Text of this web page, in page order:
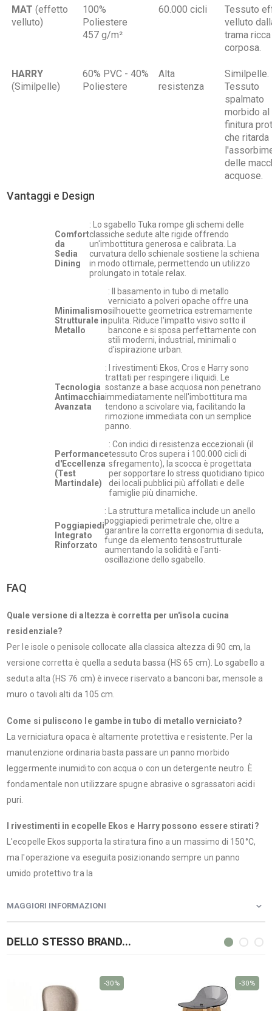
MAT (effetto
velluto)
100%
Poliestere
457 g/m²
60.000 cicli
Tessuto
velluto
trama
corposa.
HARRY
(Similpelle)
60% PVC - 40%
Poliestere
Alta
resistenza
Similpelle.
Tessuto
spalmato
morbido al
finitura
che ritarda
delle
acquose.
Vantaggi e Design
Comfort
da
Sedia
Dining
: Lo sgabello Tuka rompe gli schemi delle
classiche sedute alte rigide offrendo
un'imbottitura generosa e calibrata. La
curvatura dello schienale sostiene la schiena
in modo ottimale, permettendo un utilizzo
prolungato in totale relax.
Minimalismo
Strutturale in
Metallo
: Il basamento in tubo di metallo
verniciato a polveri opache offre una
silhouette geometrica estremamente
pulita. Riduce l'impatto visivo sotto il
bancone e si sposa perfettamente con
stili moderni, industrial, minimali o
d'ispirazione urban.
Tecnologia
Antimacchia
Avanzata
: I rivestimenti Ekos, Cros e Harry sono
trattati per respingere i liquidi. Le
sostanze a base acquosa non penetrano
immediatamente nell'imbottitura ma
tendono a scivolare via, facilitando la
rimozione immediata con un semplice
panno.
Performance
d'Eccellenza
(Test
Martindale)
: Con indici di resistenza eccezionali (il
tessuto Cros supera i 100.000 cicli di
sfregamento), la scocca è progettata
per sopportare lo stress quotidiano tipico
dei locali pubblici più affollati e delle
famiglie più dinamiche.
Poggiapiedi
Integrato
Rinforzato
: La struttura metallica include un anello
poggiapiedi perimetrale che, oltre a
garantire la corretta ergonomia di seduta,
funge da elemento tensostrutturale
aumentando la solidità e l'anti-
oscillazione dello sgabello.
FAQ
Quale versione di altezza è corretta per un'isola cucina
residenziale?
Per le isole o penisole collocate alla classica altezza di 90 cm, la
versione corretta è quella a seduta bassa (HS 65 cm). Lo sgabello a
seduta alta (HS 76 cm) è invece riservato a banconi bar, mensole a
muro o tavoli alti da 105 cm.
Come si puliscono le gambe in tubo di metallo verniciato?
La verniciatura opaca è altamente protettiva e resistente. Per la
manutenzione ordinaria basta passare un panno morbido
leggermente inumidito con acqua o con un detergente neutro. È
fondamentale non utilizzare spugne abrasive o sgrassatori acidi
puri.
I rivestimenti in ecopelle Ekos e Harry possono essere stirati?
L'ecopelle Ekos supporta la stiratura fino a un massimo di 150°C,
ma l'operazione va eseguita posizionando sempre un panno
umido protettivo tra la
MAGGIORI INFORMAZIONI
DELLO STESSO BRAND...
-30% -30%